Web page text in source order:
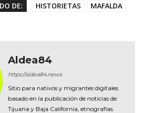
DE: HISTORIETAS
MAFALDA
Aldea84
https://aldea84.news
Sitio para nativos y migrantes digitales
basado en la publicación de noticias de
Tijuana y Baja California, etnografías